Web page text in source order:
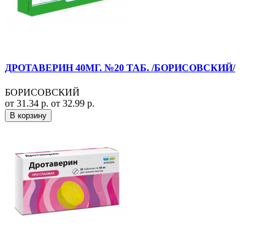
ДРОТАВЕРИН 40МГ. №20 ТАБ. /БОРИСОВСКИЙ/
БОРИСОВСКИЙ
от 31.34 р. от 32.99 р.
В корзину